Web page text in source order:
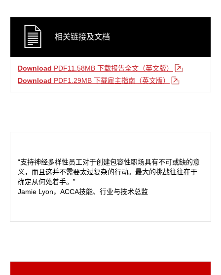
相关链接及文档
Download PDF11.58MB 下载报告全文（英文版）
Download PDF1.29MB 下载雇主指南（英文版）
“支持神经多样性员工对于创建包容性职场具有不可或缺的意
义，而且这并不需要太过复杂的行动。最大的挑战往往在于
确定从何处着手。”
Jamie Lyon，ACCA技能、行业与技术总监